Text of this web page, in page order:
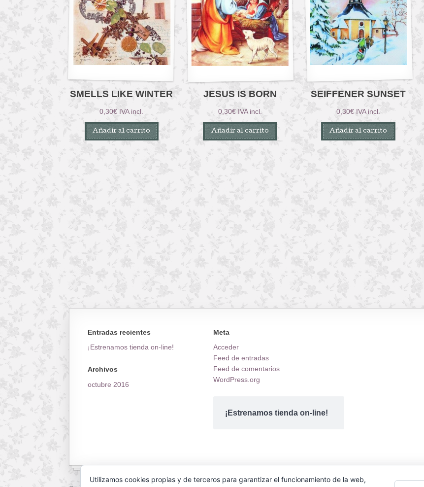
SMELLS LIKE WINTER
0,30€ IVA incl.
Añadir al carrito
JESUS IS BORN
0,30€ IVA incl.
Añadir al carrito
SEIFFENER SUNSET
0,30€ IVA incl.
Añadir al carrito
Entradas recientes
¡Estrenamos tienda on-line!
Archivos
octubre 2016
Meta
Acceder
Feed de entradas
Feed de comentarios
WordPress.org
¡Estrenamos tienda on-line!
Utilizamos cookies propias y de terceros para garantizar el funcionamiento de la web,